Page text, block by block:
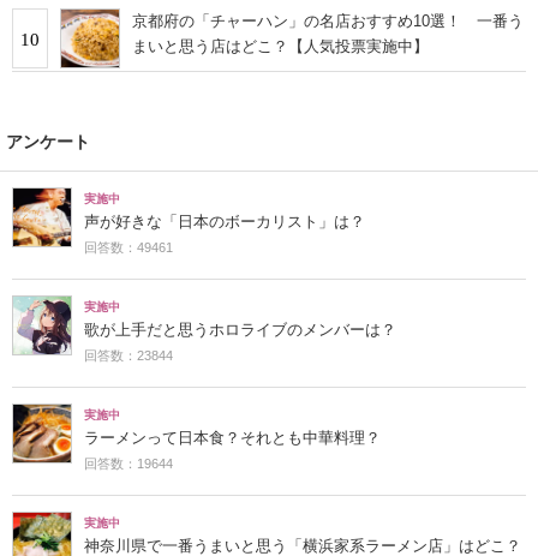
10
京都府の「チャーハン」の名店おすすめ10選！ 一番う
まいと思う店はどこ？【人気投票実施中】
アンケート
実施中
声が好きな「日本のボーカリスト」は？
回答数：49461
実施中
歌が上手だと思うホロライブのメンバーは？
回答数：23844
実施中
ラーメンって日本食？それとも中華料理？
回答数：19644
実施中
神奈川県で一番うまいと思う「横浜家系ラーメン店」はどこ？